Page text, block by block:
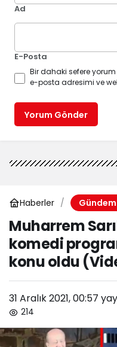
Ad
E-Posta
Bir dahaki sefere yorum
e-posta adresimi ve
Yorum Gönder
Haberler Gündem
Muharrem
komedi
konu oldu
31 Aralık 2021, 00:57
214